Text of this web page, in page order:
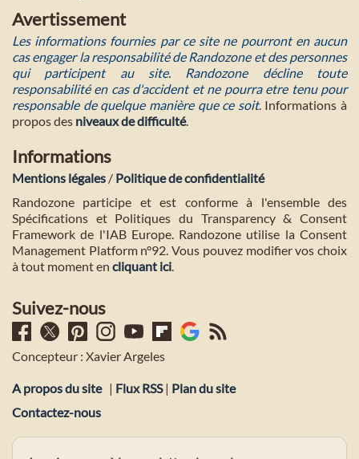
Avertissement
Les informations fournies par ce site ne pourront en aucun
cas engager la responsabilité de Randozone et des personnes
qui participent au site. Randozone décline toute
responsabilité en cas d'accident et ne pourra etre tenu pour
responsable de quelque manière que ce soit. Informations à
propos des niveaux de difficulté.
Informations
Mentions légales / Politique de confidentialité
Randozone participe et est conforme à l'ensemble des
Spécifications et Politiques du Transparency & Consent
Framework de l'IAB Europe. Randozone utilise la Consent
Management Platform n°92. Vous pouvez modifier vos choix
à tout moment en cliquant ici
Suivez-nous
Concepteur : Xavier Argeles
A propos du site | Flux RSS| Plan du site
Contactez-nous